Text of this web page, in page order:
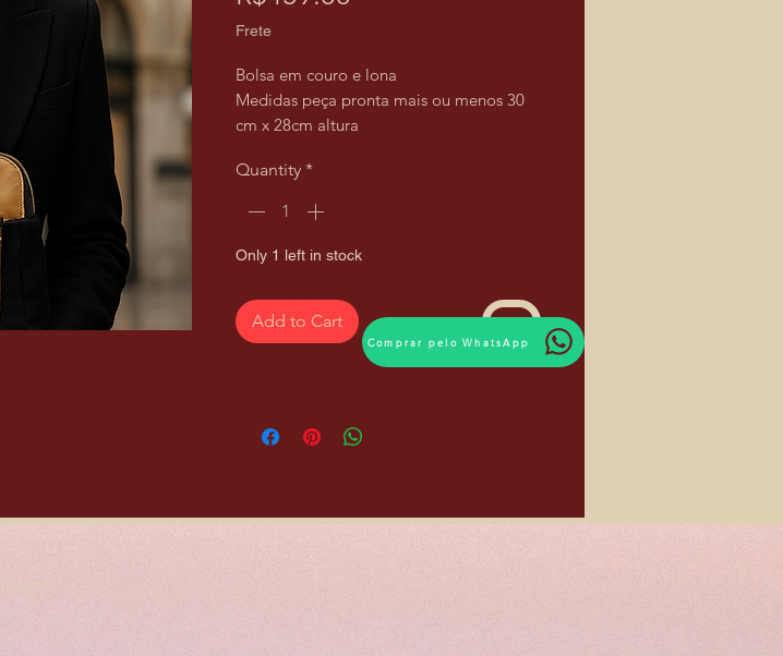
Frete
Bolsa em couro e lona
Medidas peça pronta mais ou menos 30
cm x 28cm altura
Quantity *
Only 1 left in stock
Add to Cart
Comprar pelo WhatsApp
com